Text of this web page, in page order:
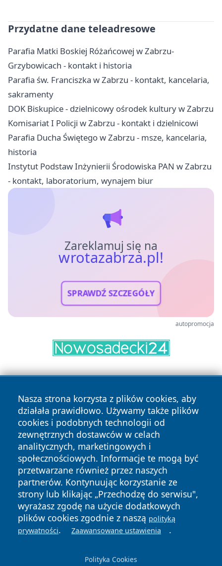
Przydatne dane teleadresowe
Parafia Matki Boskiej Różańcowej w Zabrzu-
Grzybowicach - kontakt i historia
Parafia św. Franciszka w Zabrzu - kontakt, kancelaria,
sakramenty
DOK Biskupice - dzielnicowy ośrodek kultury w Zabrzu
Komisariat I Policji w Zabrzu - kontakt i dzielnicowi
Parafia Ducha Świętego w Zabrzu - msze, kancelaria,
historia
Instytut Podstaw Inżynierii Środowiska PAN w Zabrzu
- kontakt, laboratorium, wynajem biur
Zareklamuj się na
wrotazabrza.pl!
SPRAWDŹ SZCZEGÓŁY
autopromocja
Nasza strona korzysta z plików cookies, aby
działała prawidłowo. Używamy także plików
cookies i podobnych technologii od
zewnętrznych dostawców w celach
analitycznych, marketingowych i
społecznościowych. Informacje te mogą być
przetwarzane również przez naszych
partnerów. Kontynuując korzystanie ze
strony lub klikając „Przechodzę do serwisu",
wyrażasz zgodę na użycie dodatkowych
plików cookies zgodnie z naszą polityką
prywatności. Zaawansowane ustawienia .
Polityka Cookies
Copyright © 2026 wrotazabrza.pl Wszystkie prawa
zastrzeżone.
News Autorzy
Polityka
Prywatności
Polityka
Cookies